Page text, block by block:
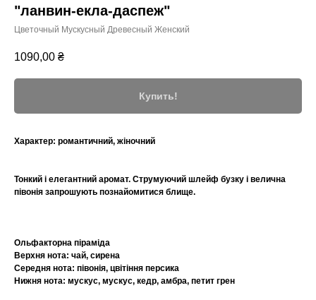
"ланвин-екла-даспеж"
Цветочный Мускусный Древесный Женский
1090,00 ₴
Купить!
Характер: романтичний, жіночний
Тонкий і елегантний аромат. Струмуючий шлейф бузку і велична
півонія запрошують познайомитися блище.
Ольфакторна піраміда
Верхня нота: чай, сирена
Середня нота: півонія, цвітіння персика
Нижня нота: мускус, мускус, кедр, амбра, петит грен